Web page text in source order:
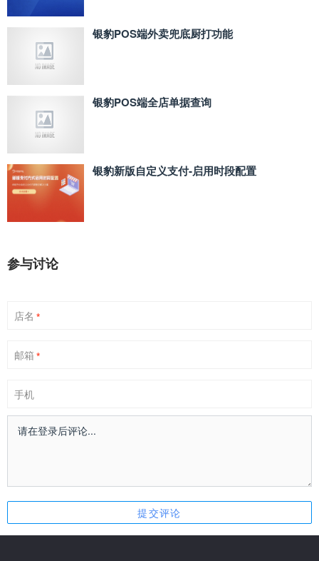
银豹POS端外卖兜底厨打功能
银豹POS端全店单据查询
银豹新版自定义支付‑启用时段配置
参与讨论
店名 *
邮箱 *
手机